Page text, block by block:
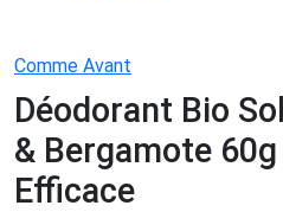
Comme Avant
Déodorant Bio
& Bergamote
Efficace